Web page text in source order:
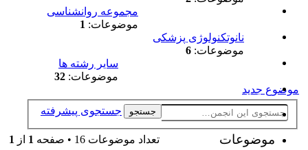
مجموعه روانشناسی
موضوعات: 1
نانوتکنولوژی پزشکی
موضوعات: 6
سایر رشته ها
موضوعات: 32
موضوع جدید
جستجو جستجوی پیشرفته
تعداد موضوعات 16 • صفحه 1 از 1 موضوعات